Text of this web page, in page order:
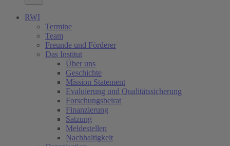
RWI
Termine
Team
Freunde und Förderer
Das Institut
Über uns
Geschichte
Mission Statement
Evaluierung und Qualitätssicherung
Forschungsbeirat
Finanzierung
Satzung
Meldestellen
Nachhaltigkeit